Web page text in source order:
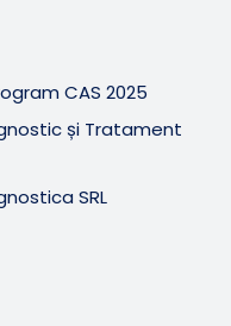
CAS 2025
și Tratament
SRL